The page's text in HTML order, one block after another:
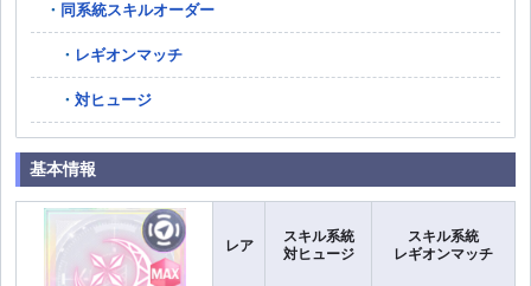
同系統スキルオーダー
レギオンマッチ
対ヒュージ
基本情報
レア
スキル系統
対ヒュージ
スキル系統
レギオンマッチ